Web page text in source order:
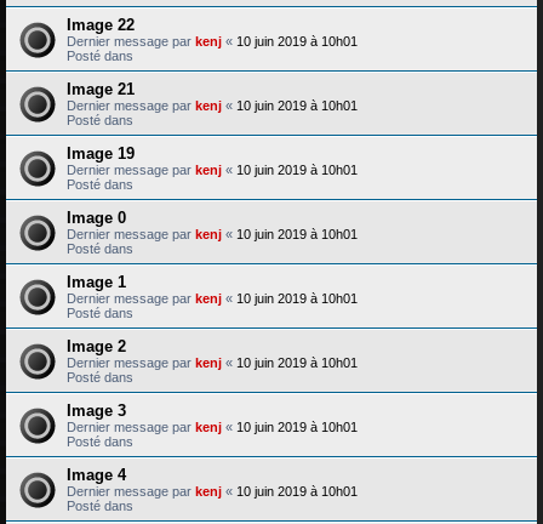
Image 22
Dernier message par kenj « 10 juin 2019 à 10h01
Posté dans
Image 21
Dernier message par kenj « 10 juin 2019 à 10h01
Posté dans
Image 19
Dernier message par kenj « 10 juin 2019 à 10h01
Posté dans
Image 0
Dernier message par kenj « 10 juin 2019 à 10h01
Posté dans
Image 1
Dernier message par kenj « 10 juin 2019 à 10h01
Posté dans
Image 2
Dernier message par kenj « 10 juin 2019 à 10h01
Posté dans
Image 3
Dernier message par kenj « 10 juin 2019 à 10h01
Posté dans
Image 4
Dernier message par kenj « 10 juin 2019 à 10h01
Posté dans